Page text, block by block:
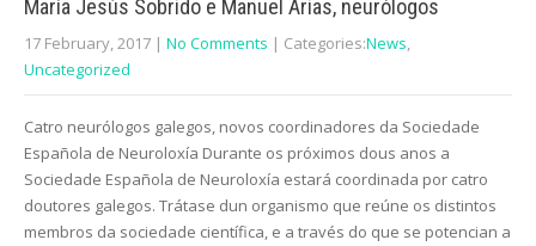
María Jesús Sobrido e Manuel Arias, neurólogos
17 February, 2017 | No Comments | Categories:News,
Uncategorized
Catro neurólogos galegos, novos coordinadores da Sociedade
Española de Neuroloxía Durante os próximos dous anos a
Sociedade Española de Neuroloxía estará coordinada por catro
doutores galegos. Trátase dun organismo que reúne os distintos
membros da sociedade científica, e a través do que se potencian a